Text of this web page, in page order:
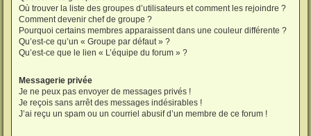
Où trouver la liste des groupes d’utilisateurs et comment les rejoindre ?
Comment devenir chef de groupe ?
Pourquoi certains membres apparaissent dans une couleur différente ?
Qu’est-ce qu’un « Groupe par défaut » ?
Qu’est-ce que le lien « L’équipe du forum » ?
Messagerie privée
Je ne peux pas envoyer de messages privés !
Je reçois sans arrêt des messages indésirables !
J’ai reçu un spam ou un courriel abusif d’un membre de ce forum !